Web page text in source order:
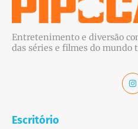
Entretenimento e diversão
das séries e filmes do mundo
Escritório